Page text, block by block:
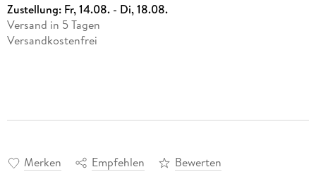
Zustellung: Fr, 14.08. - Di, 18.08.
Versand in 5 Tagen
Versandkostenfrei
Merken Empfehlen Bewerten